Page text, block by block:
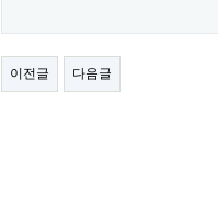
이전글 다음글